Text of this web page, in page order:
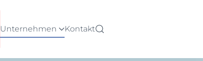
Unternehmen Kontakt